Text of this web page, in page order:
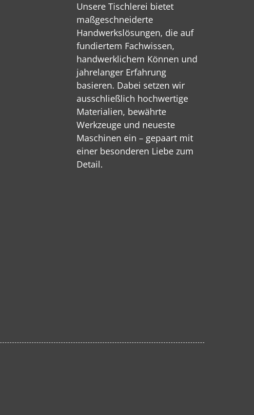
Unsere Tischlerei bietet
maßgeschneiderte
Handwerkslösungen, die auf
fundiertem Fachwissen,
handwerklichem Können und
jahrelanger Erfahrung
basieren. Dabei setzen wir
ausschließlich hochwertige
Materialien, bewährte
Werkzeuge und neueste
Maschinen ein – gepaart mit
einer besonderen Liebe zum
Detail.